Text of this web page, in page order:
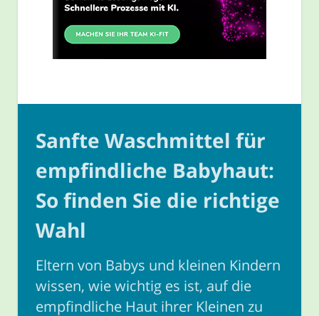
Sanfte Waschmittel für
empfindliche Babyhaut:
So finden Sie die richtige
Wahl
Eltern von Babys und kleinen Kindern
wissen, wie wichtig es ist, auf die
empfindliche Haut ihrer Kleinen zu